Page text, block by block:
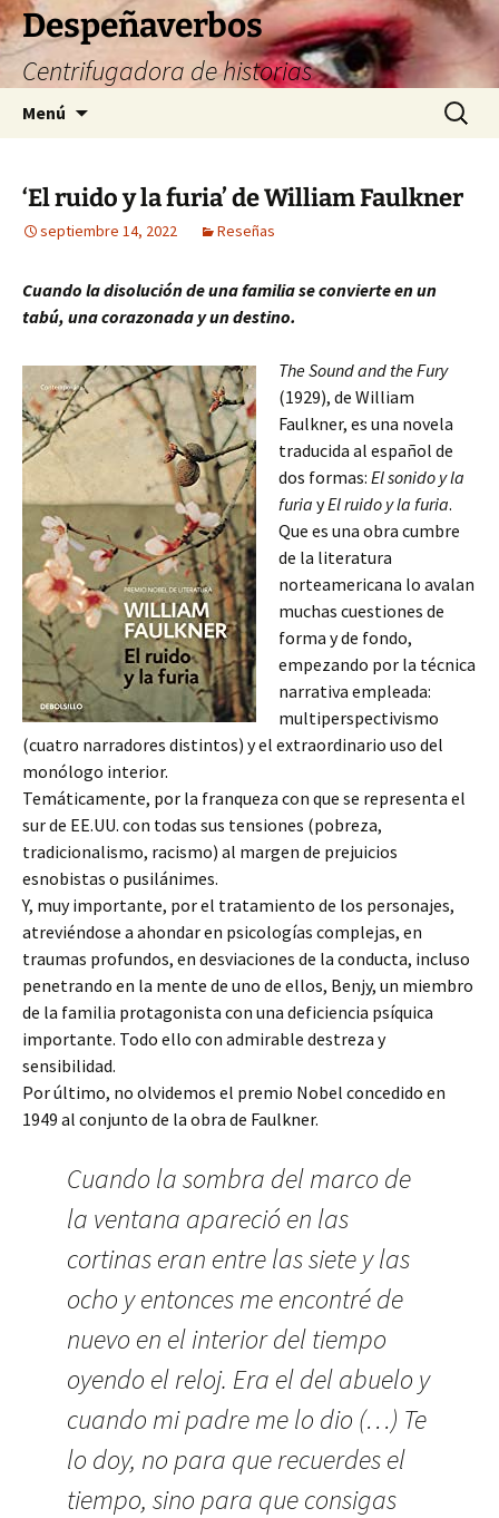
Saltar
al
contenido
Despeñaverbos
Centrifugadora de historias
Menú Buscar:
‘El ruido y la furia’ de William Faulkner
septiembre 14, 2022 Reseñas
Cuando la disolución de una familia se convierte en un
tabú, una corazonada y un destino.
The Sound and the Fury
(1929), de William
Faulkner, es una novela
traducida al español de
dos formas: El sonido y la
furia yEl ruido y la furia.
Que es una obra cumbre
de la literatura
norteamericana lo avalan
muchas cuestiones de
forma y de fondo,
empezando por la técnica
narrativa empleada:
multiperspectivismo
(cuatro narradores distintos) y el extraordinario uso del
monólogo interior.
Temáticamente, por la franqueza con que se representa el
sur de EE.UU. con todas sus tensiones (pobreza,
tradicionalismo, racismo) al margen de prejuicios
esnobistas o pusilánimes.
Y, muy importante, por el tratamiento de los personajes,
atreviéndose a ahondar en psicologías complejas, en
traumas profundos, en desviaciones de la conducta, incluso
penetrando en la mente de uno de ellos, Benjy, un miembro
de la familia protagonista con una deficiencia psíquica
importante. Todo ello con admirable destreza y
sensibilidad.
Por último, no olvidemos el premio Nobel concedido en
1949 al conjunto de la obra de Faulkner.
Cuando la sombra del marco de
la ventana apareció en las
cortinas eran entre las siete y las
ocho y entonces me encontré de
nuevo en el interior del tiempo
oyendo el reloj. Era el del abuelo y
cuando mi padre me lo dio (…) Te
lo doy, no para que recuerdes el
tiempo, sino para que consigas